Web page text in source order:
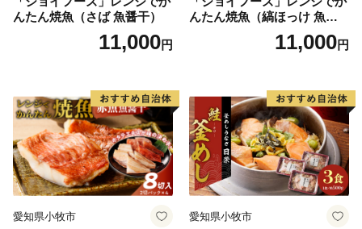
んたん焼魚（さば 魚醤干）
11,000円
んたん焼魚（縞ほっけ 魚醤
11,000円
愛知県小牧市 愛知県小牧市